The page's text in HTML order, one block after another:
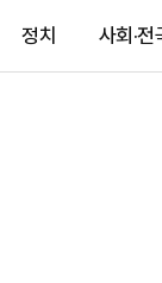
정치 사회·전